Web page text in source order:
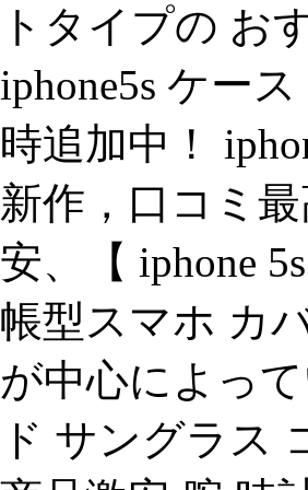
トタイプの お
iphone5s ケー
時追加中！
新作，口コミ
安、【 iphone
帳型スマホ カ
が中心によっ
ド サングラス